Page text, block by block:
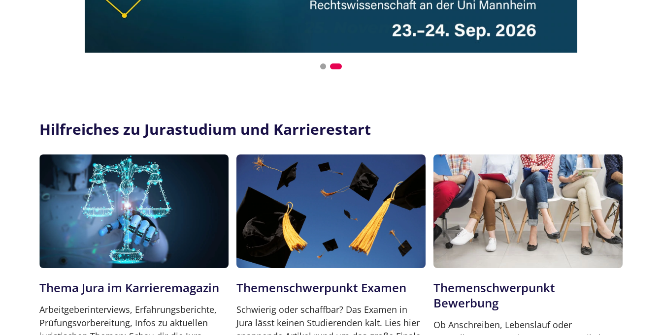
Hilfreiches zu Jurastudium und Karrierestart
Thema Jura im Karrieremagazin
Arbeitgeberinterviews, Erfahrungsberichte,
Prüfungsvorbereitung, Infos zu aktuellen
Themenschwerpunkt Examen
Schwierig oder schaffbar? Das Examen in
Jura lässt keinen Studierenden kalt. Lies hier
Themenschwerpunkt
Bewerbung
Ob Anschreiben, Lebenslauf oder